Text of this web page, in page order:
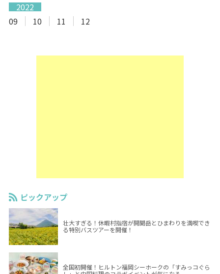
2022
09
10 11 12
ピックアップ
壮大すぎる！休暇村指宿が開聞岳とひまわりを満喫でき
る特別バスツアーを開催！
全国初開催！ヒルトン福岡シーホークの「すみっコぐら